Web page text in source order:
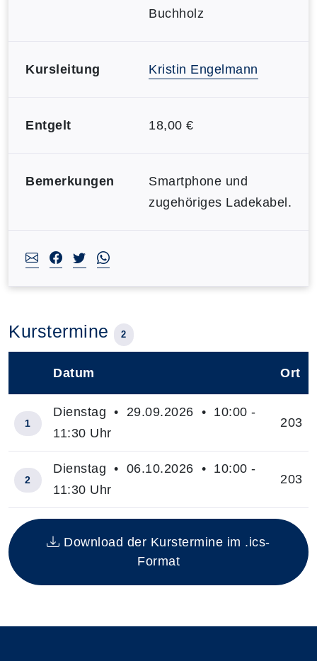
Buchholz
Kursleitung Kristin Engelmann
Entgelt 18,00 €
Bemerkungen
Smartphone und
zugehöriges Ladekabel.
Kurstermine 2
Insgesamt gibt es 2 Termine zum diesen Kurs
Datum Ort
1
Dienstag • 29.09.2026 • 10:00 -
11:30 Uhr
203
2
Dienstag • 06.10.2026 • 10:00 -
11:30 Uhr
203
Download der Kurstermine im .ics-
Format